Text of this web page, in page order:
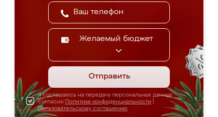
Желаемый бюджет
Отправить
Я соглашаюсь на передачу персональных данных
согласно Политике конфиденциальности
Пользовательскому соглашению